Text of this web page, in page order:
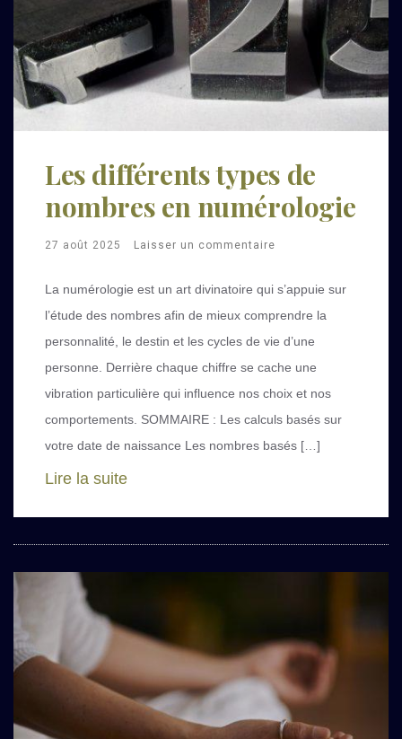
Les différents types de
nombres en numérologie
27 août 2025 Laisser un commentaire
La numérologie est un art divinatoire qui s’appuie sur
l’étude des nombres afin de mieux comprendre la
personnalité, le destin et les cycles de vie d’une
personne. Derrière chaque chiffre se cache une
vibration particulière qui influence nos choix et nos
comportements. SOMMAIRE : Les calculs basés sur
votre date de naissance Les nombres basés […]
Lire la suite